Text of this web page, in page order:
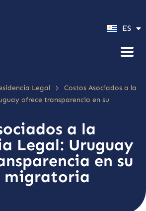
ES
EN
Legal >
Costos Asociados a la
ofrece transparencia en su
a la
Legal: Uruguay
en su
migratoria